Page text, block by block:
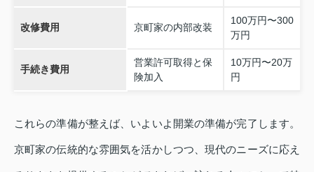
改修費用 京町家の内部改装
100万円〜300
万円
手続き費用
営業許可取得と保
険加入
10万円〜20万
円
これらの準備が整えば、いよいよ開業の準備が完了します。
京町家の伝統的な雰囲気を活かしつつ、現代のニーズに応え